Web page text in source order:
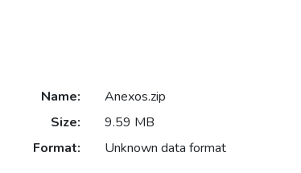
Name:
Anexos.zip
Size:
9.59 MB
Format:
Unknown data format